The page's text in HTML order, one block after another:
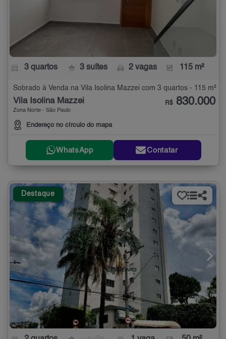
3 quartos 3 suítes 2 vagas 115 m²
Sobrado à Venda na Vila Isolina Mazzei com 3 quartos - 115 m²
Vila Isolina Mazzei
Zona Norte - São Paulo
Endereço no círculo do mapa
R$ 830.000
WhatsApp Contatar
Destaque